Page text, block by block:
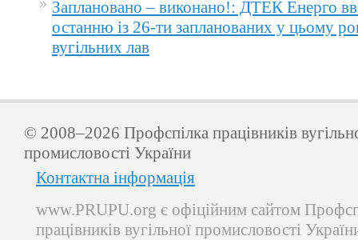
Заплановано – виконано!: ДТЕК Енерго
останню із 26-ти запланованих у цьому
вугільних лав
© 2008–2026 Профспілка працівників
промисловості України
Контактна інформація
www.PRUPU.org є офіційним сайтом
працівників вугільної промисловості